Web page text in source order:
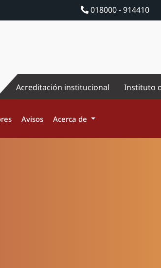
018000 - 914410
Acreditación institucional Instituto
Avisos Acerca de